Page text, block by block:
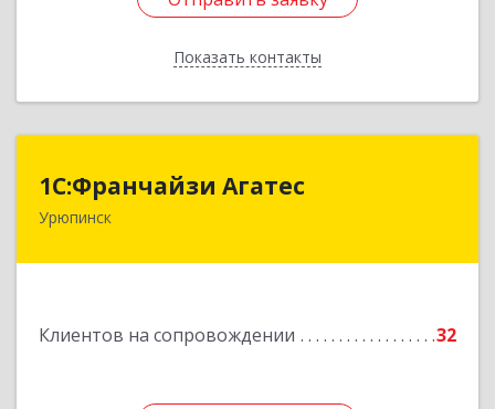
Показать контакты
Назад
1С:Франчайзи Агатес
Урюпинск
Клиентов на сопровождении 32
403113, Волгоградская обл, Урюпинск г, Ленина